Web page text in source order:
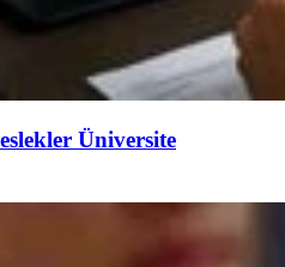
Üniversite